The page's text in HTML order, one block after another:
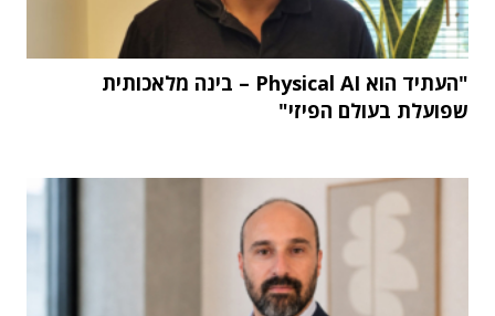
"העתיד הוא Physical AI – בינה מלאכותית
שפועלת בעולם הפיזי"